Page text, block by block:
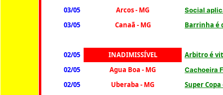
03/05 Arcos - MG Social
03/05 Canaã - MG Barrinha é
02/05 INADIMISSÍVEL
Arbitro é
02/05
Agua Boa - MG Cachoeira
02/05 Uberaba - MG
Super